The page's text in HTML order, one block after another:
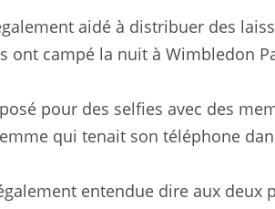
aidé à distribuer des
ont campé la nuit à Wimbledon
pour des selfies avec des
qui tenait son téléphone
entendue dire aux deux